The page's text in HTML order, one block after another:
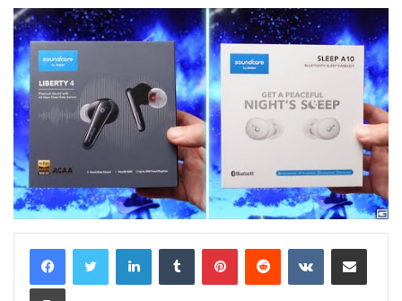
LinkedinTumblr PinterestReddit VKontaktePartager par email
Imprimer